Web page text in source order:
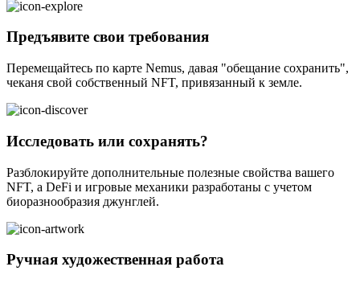
Предъявите свои требования
Перемещайтесь по карте Nemus, давая "обещание сохранить",
чеканя свой собственный NFT, привязанный к земле.
Исследовать или сохранять?
Разблокируйте дополнительные полезные свойства вашего
NFT, а DeFi и игровые механики разработаны с учетом
биоразнообразия джунглей.
Ручная художественная работа